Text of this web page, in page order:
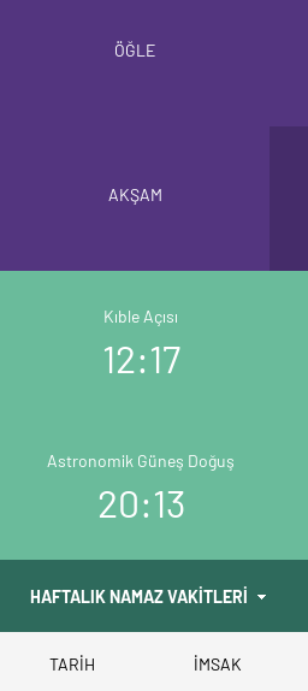
ÖĞLE
AKŞAM
Kıble Açısı
12:17
Astronomik Güneş Doğuş
20:13
TARİH İMSAK